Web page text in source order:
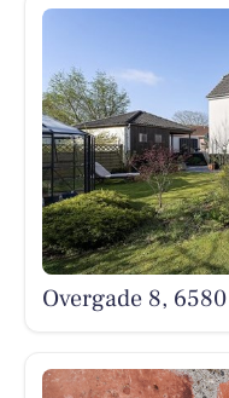
Overgade 8,